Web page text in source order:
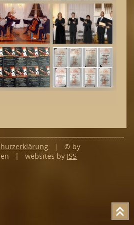
2015
2014
2013
2012
2011
| © by
| websites by ISS